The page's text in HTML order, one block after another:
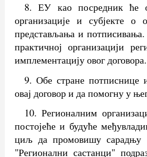
8. ЕУ као посредник ће
организације и субјекте о
представљања и потписивања.
практичној организацији
имплементацију овог договора.
9. Обе стране потписнице
овај договор и да помогну у
10. Регионалним
постојеће и будуће
циљ да промовишу сарадњу
"Регионални састанци"